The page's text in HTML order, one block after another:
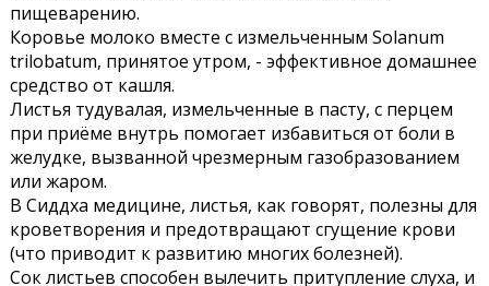
пищеварению.
Коровье молоко вместе с измельченным Solanum
trilobatum, принятое утром, - эффективное домашнее
средство от кашля.
Листья тудувалая, измельченные в пасту, с перцем
при приёме внутрь помогает избавиться от боли в
желудке, вызванной чрезмерным газобразованием
или жаром.
В Сиддха медицине, листья, как говорят, полезны для
кроветворения и предотвращают сгущение крови
(что приводит к развитию многих болезней).
Сок листьев способен вылечить притупление слуха, и